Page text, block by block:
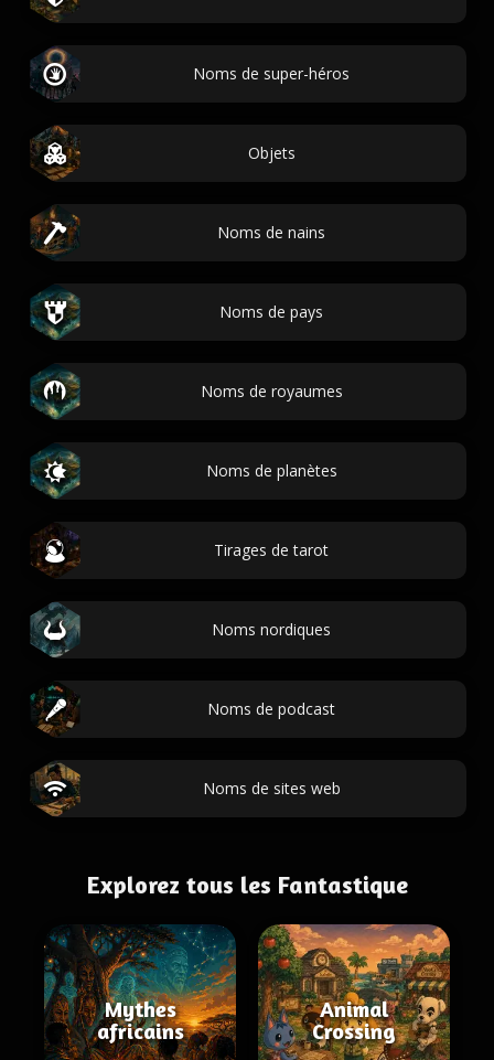
Noms de super-héros
Objets
Noms de nains
Noms de pays
Noms de royaumes
Noms de planètes
Tirages de tarot
Noms nordiques
Noms de podcast
Noms de sites web
Explorez tous les Fantastique
Mythes
africains
Animal
Crossing